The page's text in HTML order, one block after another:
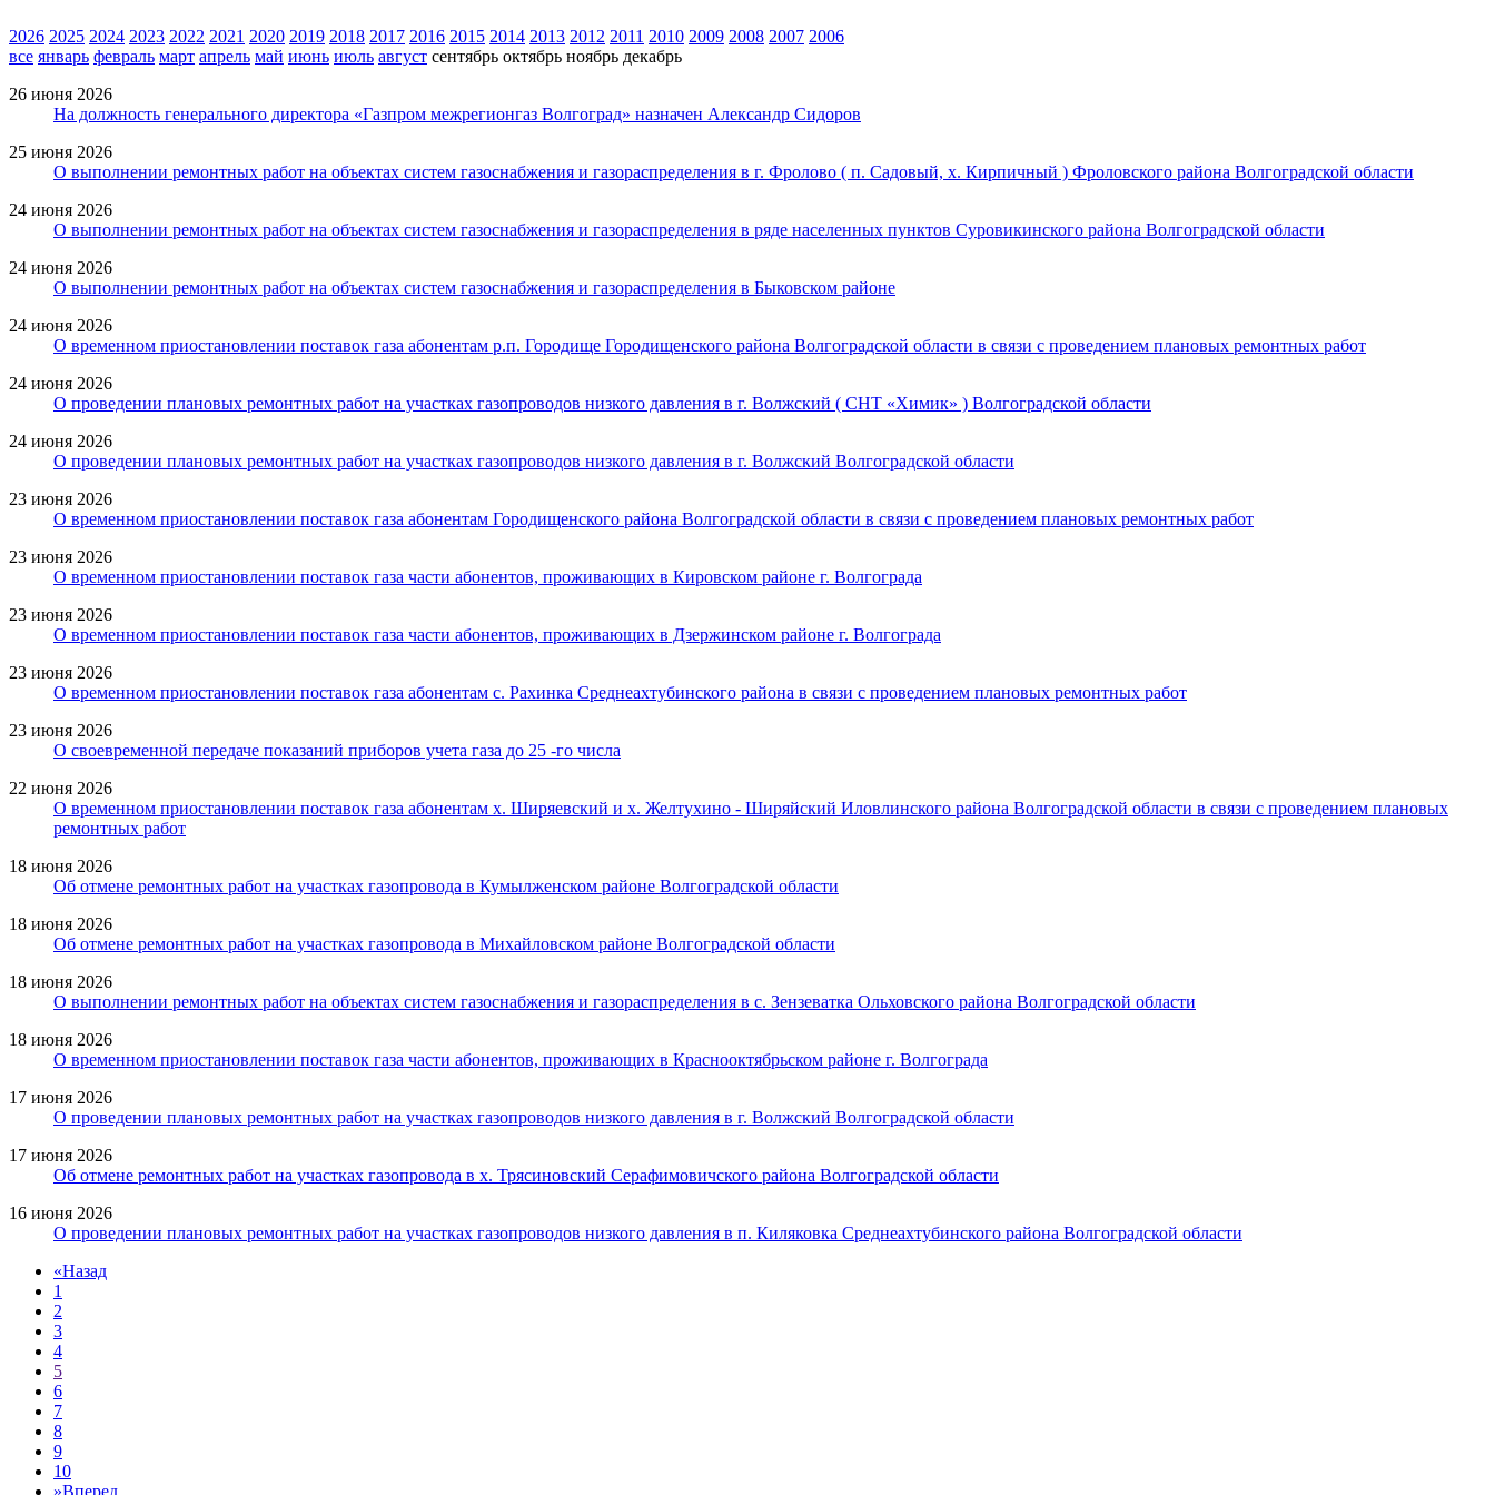
2026 2025 2024 2023 2022 2021 2020 2019 2018 2017 2016 2015 2014 2013 2012 2011 2010 2009 2008 2007 2006
все январь февраль март апрель май июнь июль август сентябрь октябрь ноябрь декабрь
26 июня 2026
На должность генерального директора «Газпром межрегионгаз Волгоград» назначен Александр Сидоров
25 июня 2026
О выполнении ремонтных работ на объектах систем газоснабжения и газораспределения в г. Фролово ( п. Садовый, х. Кирпичный ) Фроловского района Волгоградской области
24 июня 2026
О выполнении ремонтных работ на объектах систем газоснабжения и газораспределения в ряде населенных пунктов Суровикинского района Волгоградской области
24 июня 2026
О выполнении ремонтных работ на объектах систем газоснабжения и газораспределения в Быковском районе
24 июня 2026
О временном приостановлении поставок газа абонентам р.п. Городище Городищенского района Волгоградской области в связи с проведением плановых ремонтных работ
24 июня 2026
О проведении плановых ремонтных работ на участках газопроводов низкого давления в г. Волжский ( СНТ «Химик» ) Волгоградской области
24 июня 2026
О проведении плановых ремонтных работ на участках газопроводов низкого давления в г. Волжский Волгоградской области
23 июня 2026
О временном приостановлении поставок газа абонентам Городищенского района Волгоградской области в связи с проведением плановых ремонтных работ
23 июня 2026
О временном приостановлении поставок газа части абонентов, проживающих в Кировском районе г. Волгограда
23 июня 2026
О временном приостановлении поставок газа части абонентов, проживающих в Дзержинском районе г. Волгограда
23 июня 2026
О временном приостановлении поставок газа абонентам с. Рахинка Среднеахтубинского района в связи с проведением плановых ремонтных работ
23 июня 2026
О своевременной передаче показаний приборов учета газа до 25 -го числа
22 июня 2026
О временном приостановлении поставок газа абонентам х. Ширяевский и х. Желтухино - Ширяйский Иловлинского района Волгоградской области в связи с проведением плановых
ремонтных работ
18 июня 2026
Об отмене ремонтных работ на участках газопровода в Кумылженском районе Волгоградской области
18 июня 2026
Об отмене ремонтных работ на участках газопровода в Михайловском районе Волгоградской области
18 июня 2026
О выполнении ремонтных работ на объектах систем газоснабжения и газораспределения в с. Зензеватка Ольховского района Волгоградской области
18 июня 2026
О временном приостановлении поставок газа части абонентов, проживающих в Краснооктябрьском районе г. Волгограда
17 июня 2026
О проведении плановых ремонтных работ на участках газопроводов низкого давления в г. Волжский Волгоградской области
17 июня 2026
Об отмене ремонтных работ на участках газопровода в х. Трясиновский Серафимовичского района Волгоградской области
16 июня 2026
О проведении плановых ремонтных работ на участках газопроводов низкого давления в п. Киляковка Среднеахтубинского района Волгоградской области
«Назад
1
2
3
4
5
6
7
8
9
10
»Вперед